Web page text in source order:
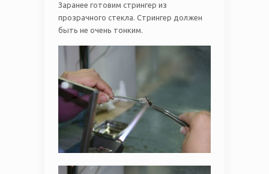
Заранее готовим стрингер из
прозрачного стекла. Стрингер должен
быть не очень тонким.